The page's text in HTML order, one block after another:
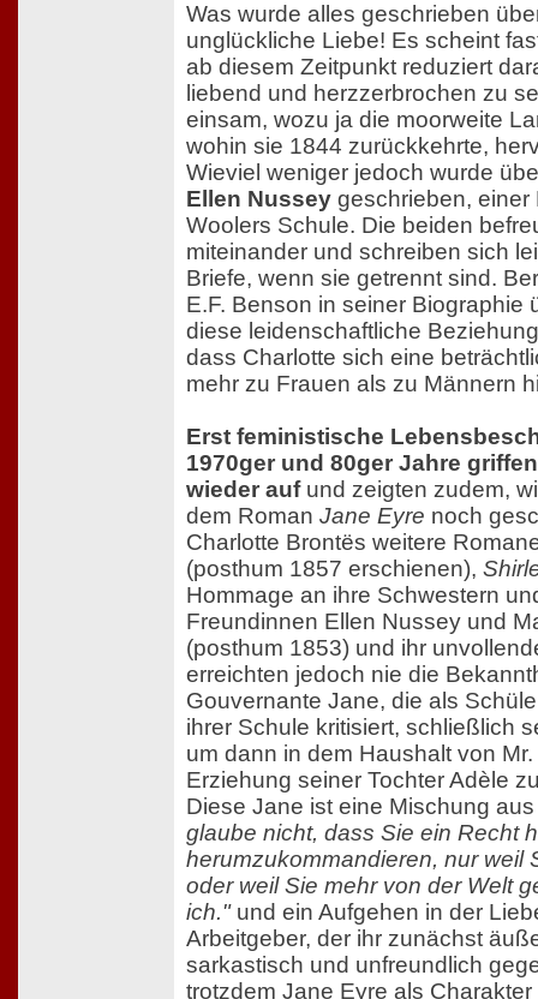
Was wurde alles geschrieben
unglückliche Liebe! Es scheint
ab diesem Zeitpunkt reduziert
liebend und herzzerbrochen zu
einsam, wozu ja die moorweite
wohin sie 1844 zurückkehrte,
Wieviel weniger jedoch wurde
Ellen Nussey geschrieben, einer
Woolers Schule. Die beiden
miteinander und schreiben sich
Briefe, wenn sie getrennt sind.
E.F. Benson in seiner Biographie
diese leidenschaftliche
dass Charlotte sich eine
mehr zu Frauen als zu Männern
Erst feministische
1970ger und 80ger Jahre
wieder aufund zeigten zudem,
dem Roman Jane Eyre noch
Charlotte Brontës weitere
(posthum 1857 erschienen),
Hommage an ihre Schwestern
Freundinnen Ellen Nussey und
(posthum 1853) und ihr
erreichten jedoch nie die
Gouvernante Jane, die als
ihrer Schule kritisiert, schließlich
um dann in dem Haushalt von
Erziehung seiner Tochter Adèle
Diese Jane ist eine Mischung
glaube nicht, dass Sie ein Recht
herumzukommandieren, nur weil
oder weil Sie mehr von der Welt
ich."und ein Aufgehen in der
Arbeitgeber, der ihr zunächst
sarkastisch und unfreundlich
trotzdem Jane Eyre als